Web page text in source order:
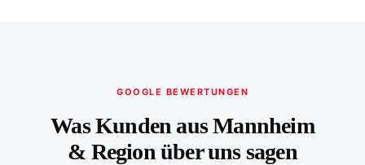
GOOGLE BEWERTUNGEN
Was Kunden aus Mannheim
& Region über uns sagen